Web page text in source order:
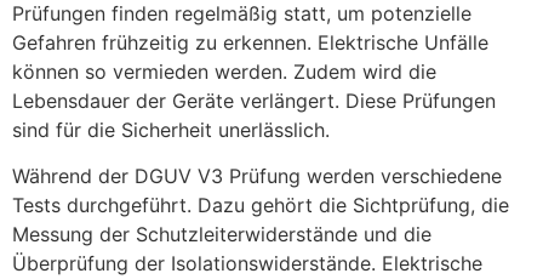
Prüfungen finden regelmäßig statt, um potenzielle
Gefahren frühzeitig zu erkennen. Elektrische Unfälle
können so vermieden werden. Zudem wird die
Lebensdauer der Geräte verlängert. Diese Prüfungen
sind für die Sicherheit unerlässlich.
Während der DGUV V3 Prüfung werden verschiedene
Tests durchgeführt. Dazu gehört die Sichtprüfung, die
Messung der Schutzleiterwiderstände und die
Überprüfung der Isolationswiderstände. Elektrische